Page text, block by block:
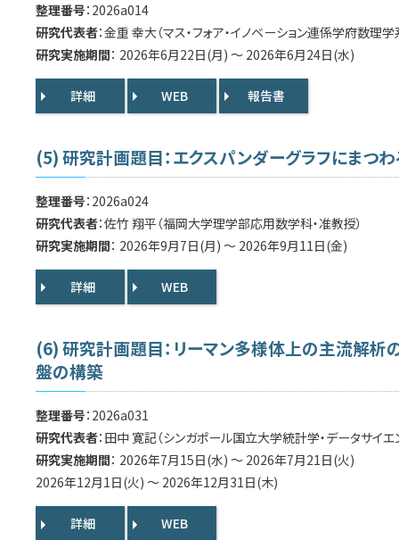
整理番号：2026a014
研究代表者：金重 幸大（マス・フォア・イノベーション連係学府数理
研究実施期間： 2026年6月22日(月) ～ 2026年6月24日(水)
詳細 WEB 報告書
(5) 研究計画題目：エクスパンダーグラフにまつ
整理番号：2026a024
研究代表者：佐竹 翔平（福岡大学理学部応用数学科・准教授）
研究実施期間： 2026年9月7日(月) ～ 2026年9月11日(金)
詳細 WEB
(6) 研究計画題目：リーマン多様体上の主流解
盤の構築
整理番号：2026a031
研究代表者：田中 寛記（シンガポール国立大学統計学・データサイ
研究実施期間： 2026年7月15日(水) ～ 2026年7月21日(火)
2026年12月1日(火) ～ 2026年12月31日(木)
詳細 WEB